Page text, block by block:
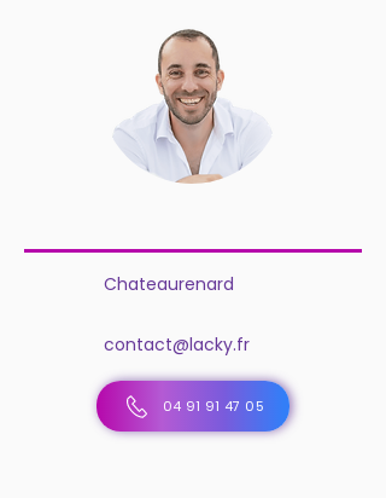
Chateaurenard
contact@lacky.fr
04 91 91 47 05